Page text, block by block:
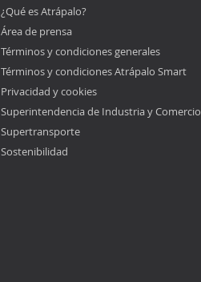
¿Qué es Atrápalo?
Área de prensa
Términos y condiciones generales
Términos y condiciones Atrápalo Smart
Privacidad y cookies
Superintendencia de Industria y Comercio
Supertransporte
Sostenibilidad